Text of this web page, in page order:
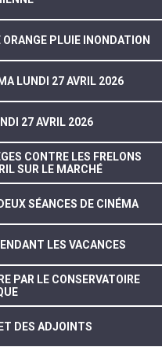
PLUIE INONDATION
LUNDI 27 AVRIL 2026
27 AVRIL 2026
CONTRE LES FRELONS
SUR LE MARCHÉ
SÉANCES DE CINÉMA
LES VACANCES
PAR LE CONSERVATOIRE
DES ADJOINTS